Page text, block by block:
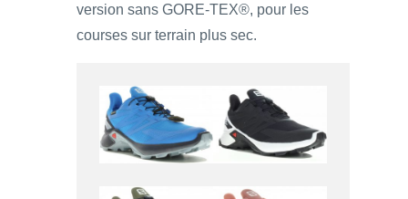
version sans GORE-TEX®, pour les
courses sur terrain plus sec.